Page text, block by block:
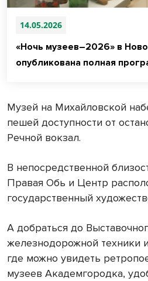
14.05.2026
«Ночь музеев–2026» в
опубликована полная
Музей на Михайловской
пешей доступности от
Речной вокзал.
В непосредственной
Правая Обь и Центр
государственный
А добраться до
железнодорожной техники
где можно увидеть
музеев Академгородка,